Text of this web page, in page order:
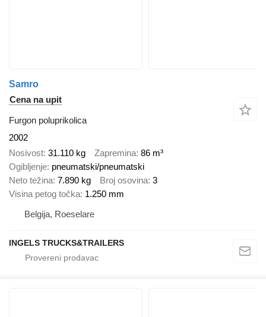
Samro
Cena na upit
Furgon poluprikolica
2002
Nosivost 31.110 kg Zapremina 86 m³
Ogibljenje pneumatski/pneumatski
Neto težina 7.890 kg Broj osovina 3
Visina petog točka 1.250 mm
Belgija, Roeselare
INGELS TRUCKS&TRAILERS